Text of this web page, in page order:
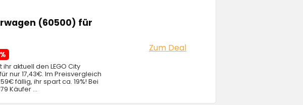
(60500) für
aktuell den LEGO City
nur 17,43€. Im Preisvergleich
fällig, ihr spart ca. 19%! Bei
Käufer ...
Zum Deal